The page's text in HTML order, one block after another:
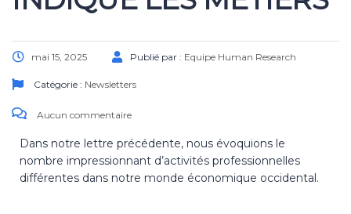
mai 15, 2025 Publié par : Equipe Human Research
Catégorie : Newsletters
Aucun commentaire
Dans notre lettre précédente, nous évoquions le
nombre impressionnant d’activités professionnelles
différentes dans notre monde économique occidental.